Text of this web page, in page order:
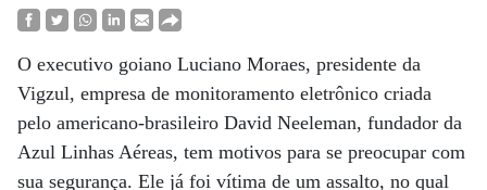
O executivo goiano Luciano Moraes, presidente da
Vigzul, empresa de monitoramento eletrônico criada
pelo americano-brasileiro David Neeleman, fundador da
Azul Linhas Aéreas, tem motivos para se preocupar com
sua segurança. Ele já foi vítima de um assalto, no qual